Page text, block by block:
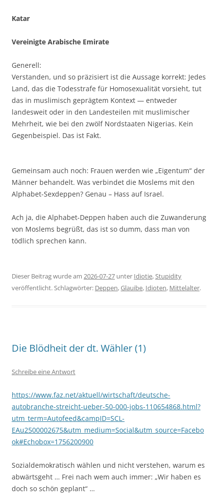
Katar
Vereinigte Arabische Emirate
Generell:
Verstanden, und so präzisiert ist die Aussage korrekt: Jedes
Land, das die Todesstrafe für Homosexualität vorsieht, tut
das in muslimisch geprägtem Kontext — entweder
landesweit oder in den Landesteilen mit muslimischer
Mehrheit, wie bei den zwölf Nordstaaten Nigerias. Kein
Gegenbeispiel. Das ist Fakt.
Gemeinsam auch noch: Frauen werden wie „Eigentum“ der
Männer behandelt. Was verbindet die Moslems mit den
Alphabet-Sexdeppen? Genau – Hass auf Israel.
Ach ja, die Alphabet-Deppen haben auch die Zuwanderung
von Moslems begrüßt, das ist so dumm, dass man von
tödlich sprechen kann.
Dieser Beitrag wurde am 2026-07-27 unter Idiotie,Stupidity
veröffentlicht. Schlagwörter: Deppen,Glauibe, Idioten, Mittelalter.
Die Blödheit der dt. Wähler (1)
Schreibe eine Antwort
https://www.faz.net/aktuell/wirtschaft/deutsche-
autobranche-streicht-ueber-50-000-jobs-110654868.html?
utm_term=Autofeed&campID=SCL-
EAu2500002675&utm_medium=Social&utm_source=Facebo
ok#Echobox=1756200900
Sozialdemokratisch wählen und nicht verstehen, warum es
abwärtsgeht … Frei nach wem auch immer: „Wir haben es
doch so schön geplant“ …